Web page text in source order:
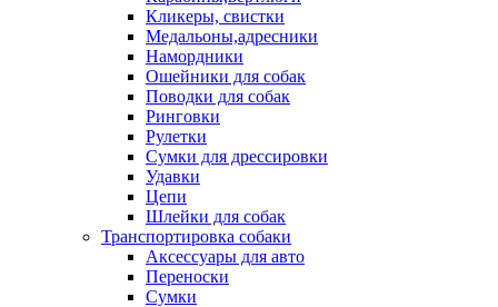
Кликеры, свистки
Медальоны,адресники
Намордники
Ошейники для собак
Поводки для собак
Ринговки
Рулетки
Сумки для дрессировки
Удавки
Цепи
Шлейки для собак
Транспортировка собаки
Аксессуары для авто
Переноски
Сумки